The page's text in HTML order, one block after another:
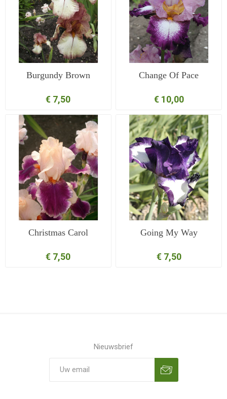
Burgundy Brown
€ 7,50
Change Of Pace
€ 10,00
Christmas Carol
€ 7,50
Going My Way
€ 7,50
Nieuwsbrief